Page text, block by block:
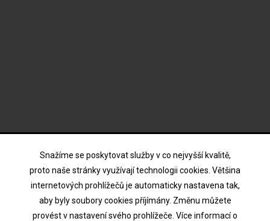
Snažíme se poskytovat služby v co nejvyšší kvalitě,
proto naše stránky využívají technologii cookies. Většina
internetových prohlížečů je automaticky nastavena tak,
aby byly soubory cookies příjímány. Změnu můžete
provést v nastavení svého prohlížeče. Více informací o
Souhlasím s podmínkami a zásadami ochrany osobních
údajů